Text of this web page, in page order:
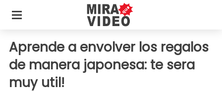
Aprende a envolver los regalos
de manera japonesa: te sera
muy util!